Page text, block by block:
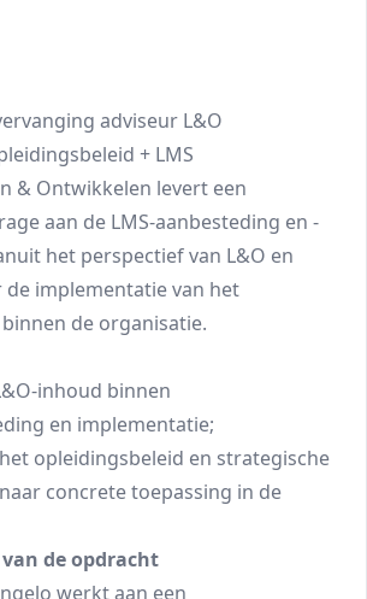
adviseur L&O
+ LMS
& Ontwikkelen levert een
aan de LMS‑aanbesteding en -
het perspectief van L&O en
implementatie van het
de organisatie.
binnen
en implementatie;
opleidingsbeleid en strategische
concrete toepassing in de
de opdracht
werkt aan een